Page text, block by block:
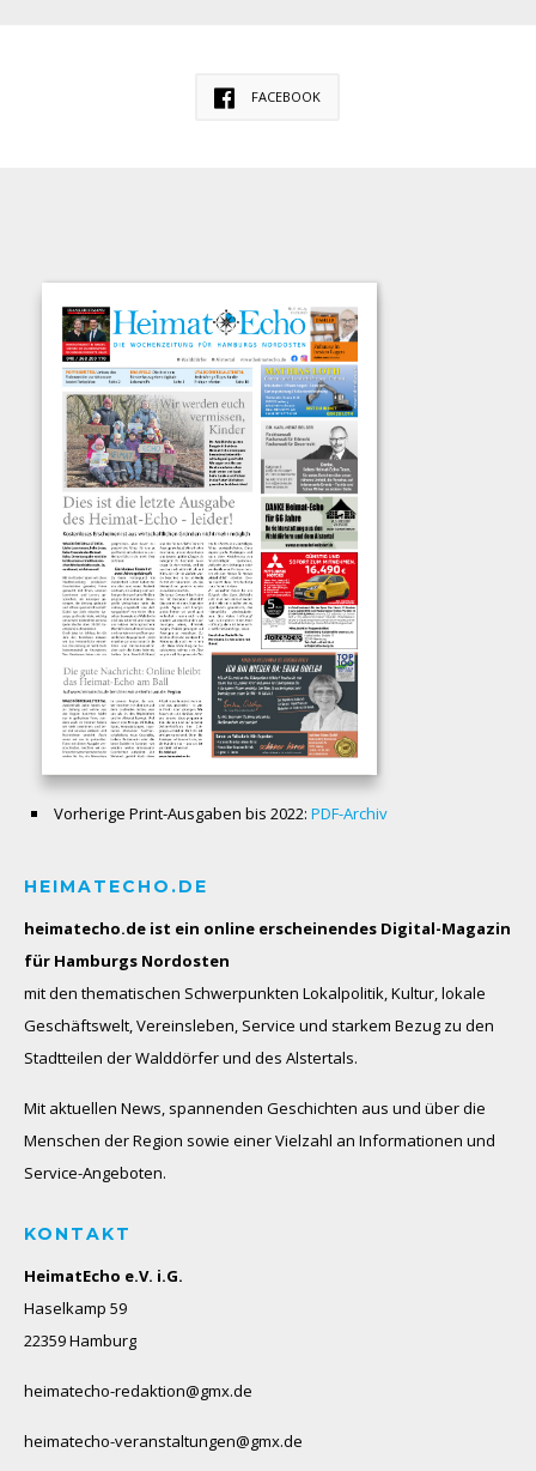
FACEBOOK
Vorherige Print-Ausgaben bis 2022: PDF-Archiv
HEIMATECHO.DE
heimatecho.de ist ein online erscheinendes Digital-Magazin
für Hamburgs Nordosten
mit den thematischen Schwerpunkten Lokalpolitik, Kultur, lokale
Geschäftswelt, Vereinsleben, Service und starkem Bezug zu den
Stadtteilen der Walddörfer und des Alstertals.
Mit aktuellen News, spannenden Geschichten aus und über die
Menschen der Region sowie einer Vielzahl an Informationen und
Service-Angeboten.
KONTAKT
HeimatEcho e.V. i.G.
Haselkamp 59
22359 Hamburg
heimatecho-redaktion@gmx.de
heimatecho-veranstaltungen@gmx.de